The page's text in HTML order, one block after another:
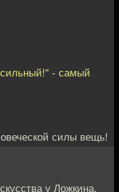
- самый
силы вещь!
у Ложкина.